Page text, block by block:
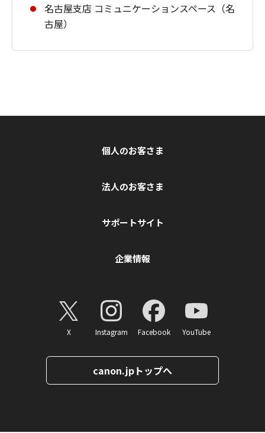
名古屋支店 コミュニケーションスペース（名
古屋）
個人のお客さま
法人のお客さま
サポートサイト
企業情報
X Instagram Facebook YouTube
canon.jpトップへ